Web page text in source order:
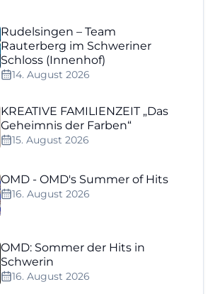
Rudelsingen – Team
Rauterberg im Schweriner
Schloss (Innenhof)
14. August 2026
KREATIVE FAMILIENZEIT „Das
Geheimnis der Farben“
15. August 2026
OMD - OMD's Summer of Hits
16. August 2026
OMD: Sommer der Hits in
Schwerin
16. August 2026